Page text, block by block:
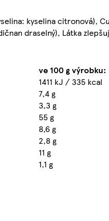
kyselina citronová),
draselný), Látka
ve 100 g výrobku:
1411 kJ / 335 kcal
7,4 g
3,3 g
55 g
8,6 g
2,8 g
11 g
1,1 g